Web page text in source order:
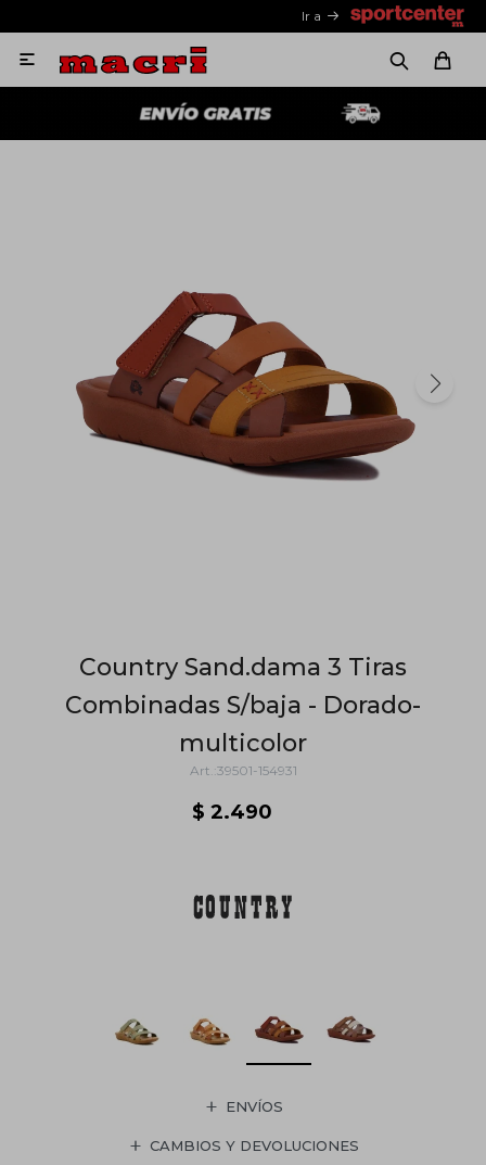
Ir a

Country Sand.dama 3 Tiras
Combinadas S/baja - Dorado-
multicolor
39501-154931
$ 2.490
ENVÍOS
CAMBIOS Y DEVOLUCIONES